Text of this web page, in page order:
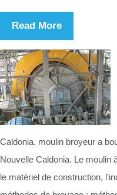
Read More
Caldonia. moulin broyeur a
Nouvelle Caldonia. Le moulin
le matériel de construction,